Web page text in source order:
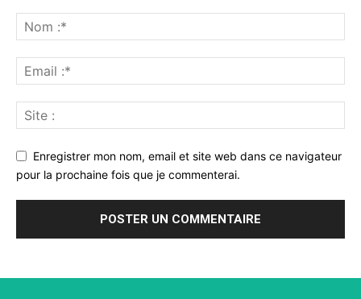
Enregistrer mon nom, email et site web dans ce navigateur
pour la prochaine fois que je commenterai.